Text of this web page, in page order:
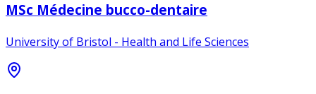
MSc Médecine bucco-dentaire
University of Bristol - Health and Life Sciences